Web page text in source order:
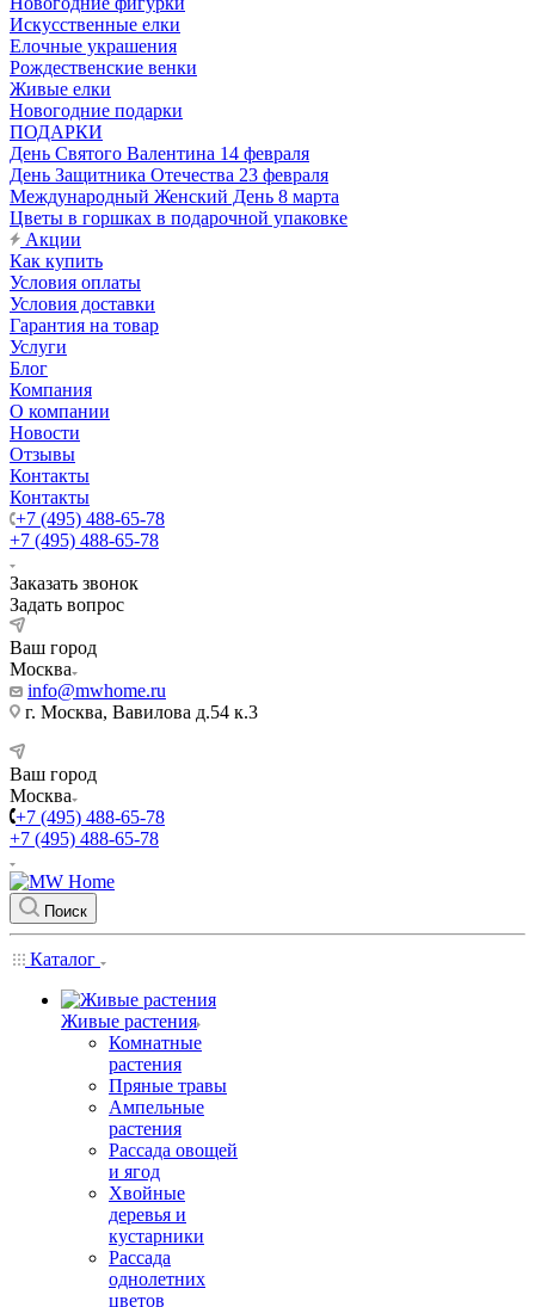
Искусственные елки
Елочные украшения
Рождественские венки
Живые елки
Новогодние подарки
ПОДАРКИ
День Святого Валентина 14 февраля
День Защитника Отечества 23 февраля
Международный Женский День 8 марта
Цветы в горшках в подарочной упаковке
Акции
Как купить
Условия оплаты
Условия доставки
Гарантия на товар
Услуги
Блог
Компания
О компании
Новости
Отзывы
Контакты
Контакты
+7 (495) 488-65-78
+7 (495) 488-65-78
Заказать звонок
Задать вопрос
Ваш город
Москва
info@mwhome.ru
г. Москва, Вавилова д.54 к.3
Ваш город
Москва
+7 (495) 488-65-78
+7 (495) 488-65-78
Поиск
Каталог
Живые растения
Комнатные
растения
Пряные травы
Ампельные
растения
Рассада овощей
и ягод
Хвойные
деревья и
кустарники
Рассада
однолетних
цветов